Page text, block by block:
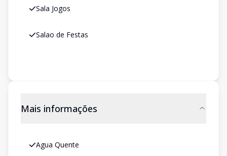
Sala Jogos
Salao de Festas
Mais informações
Agua Quente